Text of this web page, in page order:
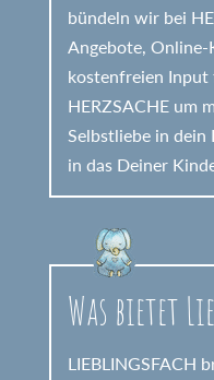
bündeln wir bei
Angebote, Online-
kostenfreien
HERZSACHE um
Selbstliebe in dein
in das Deiner
Was bietet
LIEBLINGSFACH